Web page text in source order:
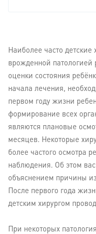
Наиболее часто детские
врожденной патологией
оценки состояния
начала лечения,
первом году жизни
формирование всех
являются плановые
месяцев. Некоторые
более частого осмотра
наблюдения. Об этом
объяснением причины
После первого года
детским хирургом
При некоторых